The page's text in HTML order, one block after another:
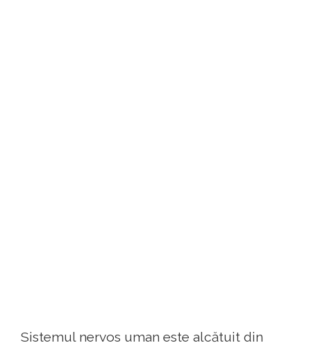
Sistemul nervos uman este alcătuit din